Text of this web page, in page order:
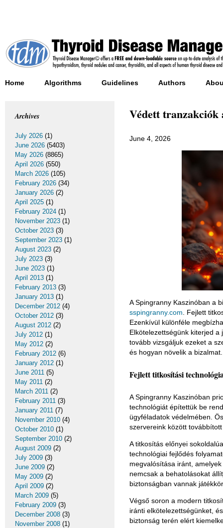
Home Algorithms Guidelines Authors
Védett tranzakciók
June 4, 2026
A Spingranny Kaszinóban a
sspingranny.com. Fejlett
Ezenkívül különféle
Elkötelezettségünk kiterjed
tovább vizsgáljuk ezeket a
és hogyan növelik a bizalmat.
Fejlett titkosítási
A Spingranny Kaszinóban
technológiát építettük be
ügyféladatok védelmében.
szervereink között
A titkosítás előnyei
technológiai fejlődés
megvalósítása iránt,
nemcsak a behatolásokat
biztonságban vannak
Végső soron a modern
iránti elkötelezettségünket,
biztonság terén elért
Archives
July 2026 (1)
June 2026 (5403)
May 2026 (8865)
April 2026 (550)
March 2026 (105)
February 2026 (34)
January 2026 (2)
April 2025 (1)
February 2024 (1)
November 2023 (1)
October 2023 (3)
September 2023 (1)
August 2023 (2)
July 2023 (3)
June 2023 (1)
April 2013 (1)
February 2013 (3)
January 2013 (1)
December 2012 (4)
October 2012 (3)
August 2012 (2)
July 2012 (1)
May 2012 (2)
February 2012 (6)
January 2012 (1)
June 2011 (5)
May 2011 (2)
March 2011 (2)
February 2011 (3)
January 2011 (7)
November 2010 (4)
October 2010 (1)
September 2010 (2)
August 2009 (2)
July 2009 (3)
June 2009 (2)
May 2009 (2)
April 2009 (2)
March 2009 (5)
February 2009 (3)
December 2008 (3)
November 2008 (1)